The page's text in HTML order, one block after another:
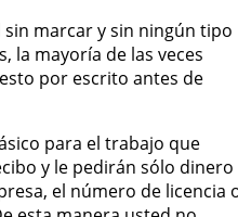
marcar y sin ningún tipo
la mayoría de las veces
por escrito antes de
para el trabajo que
y le pedirán sólo dinero
el número de licencia